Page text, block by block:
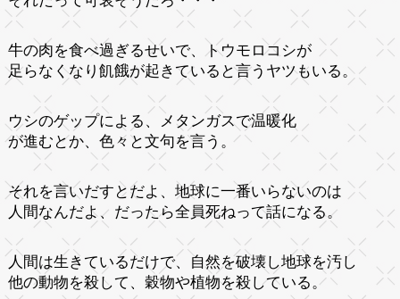
牛の肉を食べ過ぎるせいで、トウモロコシが
足らなくなり飢餓が起きていると言うヤツもいる。
ウシのゲップによる、メタンガスで温暖化
が進むとか、色々と文句を言う。
それを言いだすとだよ、地球に一番いらないのは
人間なんだよ、だったら全員死ねって話になる。
人間は生きているだけで、自然を破壊し地球を汚し
他の動物を殺して、穀物や植物を殺している。